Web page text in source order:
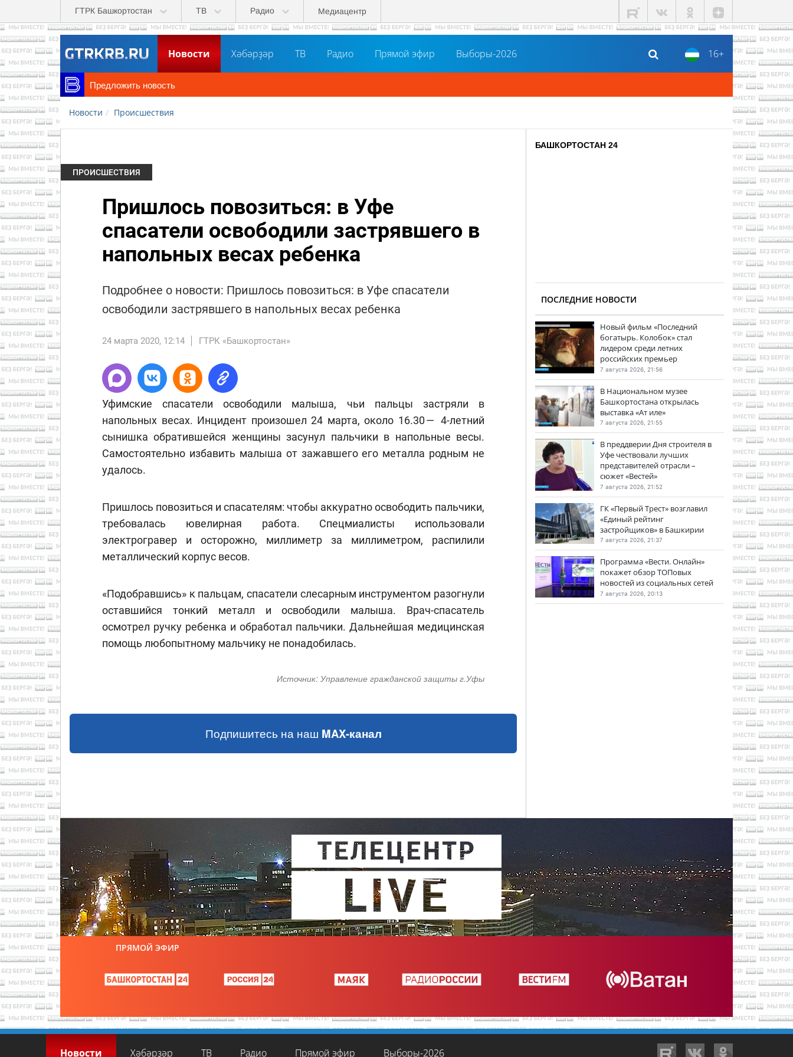
Перейти к основному содержанию
ГТРК Башкортостан ТВ Радио Медиацентр
16+
Новости Хәбәрҙәр ТВ Радио Прямой эфир Выборы-2026
Предложить новость
Новости Происшествия
ПРОИСШЕСТВИЯ
Пришлось повозиться: в Уфе
спасатели освободили застрявшего в
напольных весах ребенка
Подробнее о новости: Пришлось повозиться: в Уфе спасатели
освободили застрявшего в напольных весах ребенка
24 марта 2020, 12:14 ГТРК «Башкортостан»
Уфимские спасатели освободили малыша, чьи пальцы застряли в
напольных весах. Инцидент произошел 24 марта, около 16.30 — 4-летний
сынишка обратившейся женщины засунул пальчики в напольные весы.
Самостоятельно избавить малыша от зажавшего его металла родным не
удалось.
Пришлось повозиться и спасателям: чтобы аккуратно освободить пальчики,
требовалась ювелирная работа. Спецмиалисты использовали
электрогравер и осторожно, миллиметр за миллиметром, распилили
металлический корпус весов.
«Подобравшись» к пальцам, спасатели слесарным инструментом разогнули
оставшийся тонкий металл и освободили малыша. Врач-спасатель
осмотрел ручку ребенка и обработал пальчики. Дальнейшая медицинская
помощь любопытному мальчику не понадобилась.
Источник: Управление гражданской защиты г.Уфы
Подпишитесь на наш MAX-канал
БАШКОРТОСТАН 24
ПОСЛЕДНИЕ НОВОСТИ
Новый фильм «Последний
богатырь. Колобок» стал
лидером среди летних
российских премьер
7 августа 2026, 21:56
В Национальном музее
Башкортостана открылась
выставка «Ат иле»
7 августа 2026, 21:55
В преддверии Дня строителя в
Уфе чествовали лучших
представителей отрасли –
сюжет «Вестей»
7 августа 2026, 21:52
ГК «Первый Трест» возглавил
«Единый рейтинг
застройщиков» в Башкирии
7 августа 2026, 21:37
Программа «Вести. Онлайн»
покажет обзор ТОПовых
новостей из социальных сетей
7 августа 2026, 20:13
ПРЯМОЙ ЭФИР
Новости Хәбәрҙәр ТВ Радио Прямой эфир Выборы-2026